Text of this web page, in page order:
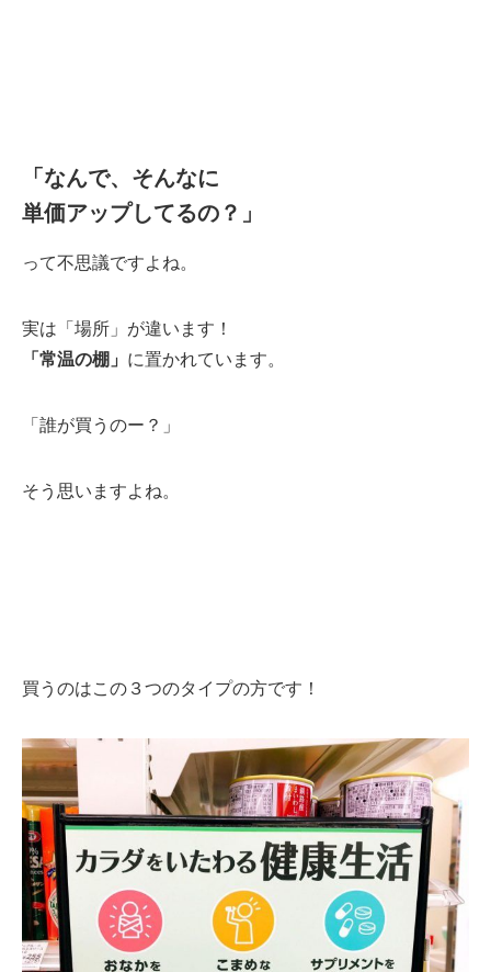
「なんで、そんなに
単価アップしてるの？」
って不思議ですよね。
実は「場所」が違います！
「常温の棚」 に置かれています。
「誰が買うのー？」
そう思いますよね。
買うのはこの３つのタイプの方です！